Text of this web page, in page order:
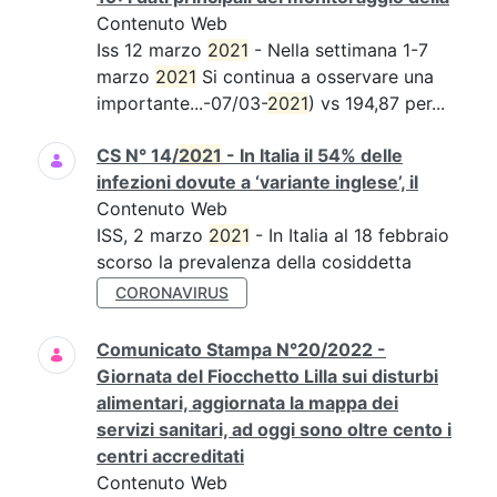
Contenuto Web
Iss 12 marzo 2021 - Nella settimana 1-7
marzo 2021 Si continua a osservare una
importante...-07/03-2021) vs 194,87 per...
CS N° 14/2021 - In Italia il 54% delle
infezioni dovute a ‘variante inglese’, il
Contenuto Web
ISS, 2 marzo 2021 - In Italia al 18 febbraio
scorso la prevalenza della cosiddetta
CORONAVIRUS
Comunicato Stampa N°20/2022 -
Giornata del Fiocchetto Lilla sui disturbi
alimentari, aggiornata la mappa dei
servizi sanitari, ad oggi sono oltre cento i
centri accreditati
Contenuto Web